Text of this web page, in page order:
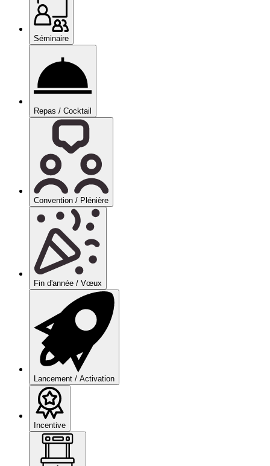
Séminaire
Repas / Cocktail
Convention / Plénière
Fin d'année / Vœux
Lancement / Activation
Incentive